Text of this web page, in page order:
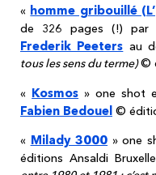
« homme gribouillé
de 326 pages (!) par
Frederik Peeters au
tous les sens du terme)©
« Kosmos » one shot
Fabien Bedouel ©
« Milady 3000 » one
éditions Ansaldi